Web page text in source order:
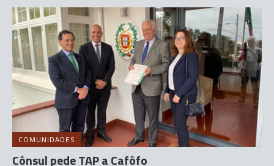
COMUNIDADES
Cônsul pede TAP a Cafôfo